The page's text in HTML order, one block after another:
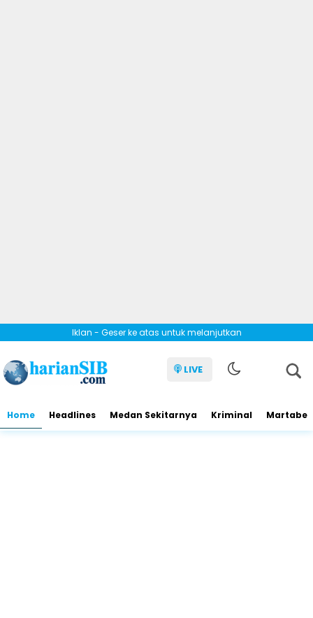
Iklan - Geser ke atas untuk melanjutkan
LIVE
Home Headlines Medan Sekitarnya Kriminal Martabe